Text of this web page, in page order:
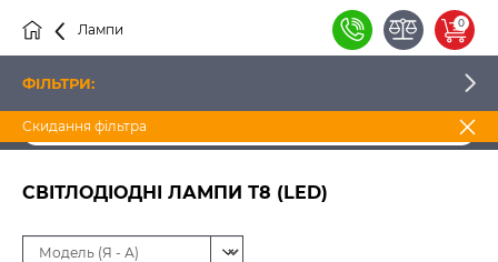
0
Лампи
Cвітлодіодні Світлодіодні лампи Т8 (LED)
СВІТЛОДІОДНІ ЛАМПИ Т8 (LED)
ФІЛЬТРИ:
Скидання фільтра
ВИРОБНИК